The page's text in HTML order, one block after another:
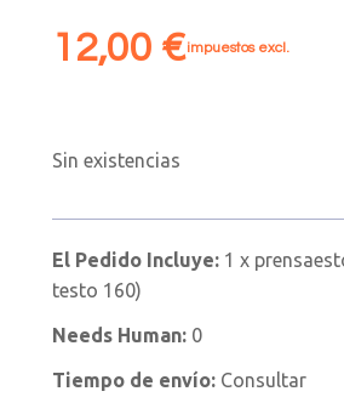
12,00 €impuestos excl.
Sin existencias
El Pedido Incluye: 1 x
testo 160)
Needs Human: 0
Tiempo de envío: Consultar